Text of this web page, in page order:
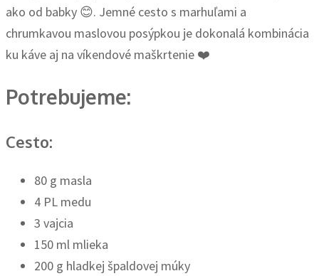
ako od babky 😊. Jemné cesto s marhuľami a
chrumkavou maslovou posýpkou je dokonalá kombinácia
ku káve aj na víkendové maškrtenie ❤️
Potrebujeme:
Cesto:
80 g masla
4 PL medu
3 vajcia
150 ml mlieka
200 g hladkej špaldovej múky